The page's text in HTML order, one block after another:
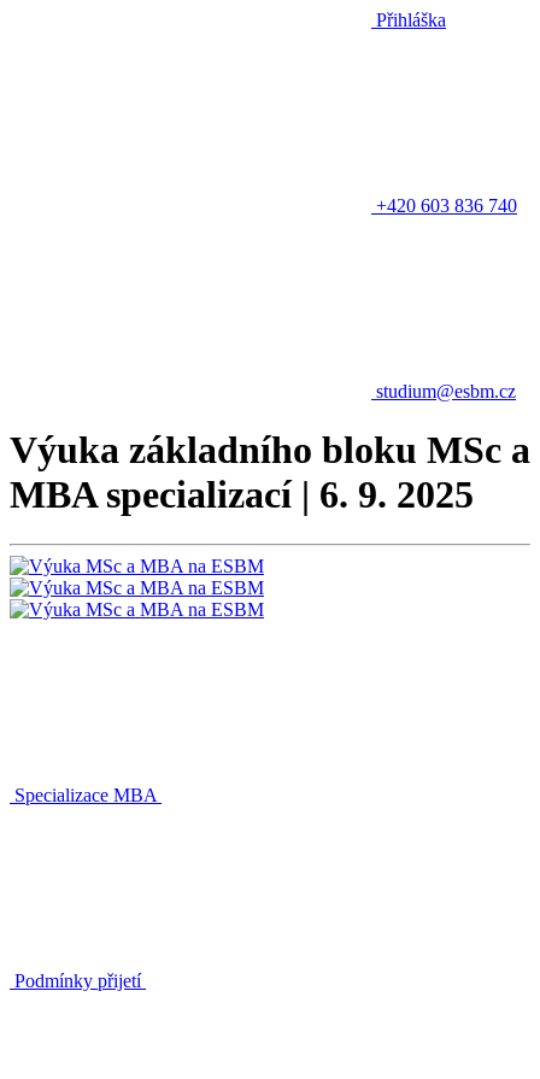
Přihláška
+420 603 836 740
studium@esbm.cz
Výuka základního bloku MSc a
MBA specializací | 6. 9. 2025
Specializace MBA
Podmínky přijetí